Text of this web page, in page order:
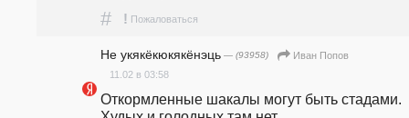
# ! Пожаловаться
Не укякёкюкякёнэць — (93958)
Иван Попов
11.02 в 03:58
Откормленные шакалы могут быть стадами.